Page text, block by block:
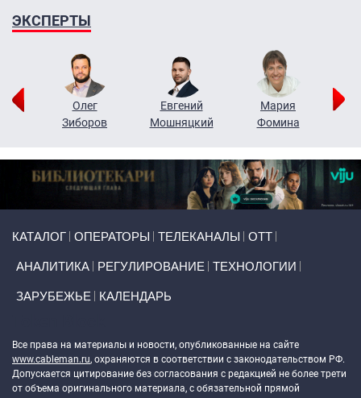
ЭКСПЕРТЫ
Олег
Зиборов
Евгений
Мошняцкий
Мария
Фомина
КАТАЛОГ ОПЕРАТОРЫ ТЕЛЕКАНАЛЫ ОТТ
АНАЛИТИКА РЕГУЛИРОВАНИЕ ТЕХНОЛОГИИ
ЗАРУБЕЖЬЕ КАЛЕНДАРЬ
Все права на материалы и новости, опубликованные на сайте
www.cableman.ru, охраняются в соответствии с законодательством РФ.
Допускается цитирование без согласования с редакцией не более трети
от объема оригинального материала, с обязательной прямой